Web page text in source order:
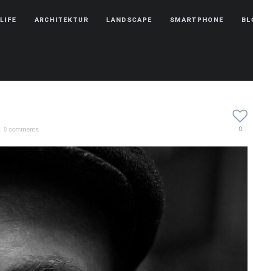
LIFE ARCHITEKTUR LANDSCAPE SMARTPHONE
0 comments 0